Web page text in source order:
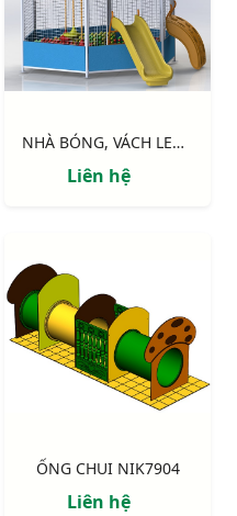
NHÀ BÓNG, VÁCH LEO, CẦU TRƯỢT NIK7905
Liên hệ
ỐNG CHUI NIK7904
Liên hệ